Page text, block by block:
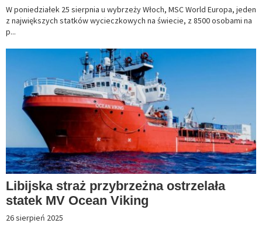
W poniedziałek 25 sierpnia u wybrzeży Włoch, MSC World Europa, jeden
z największych statków wycieczkowych na świecie, z 8500 osobami na
p...
Libijska straż przybrzeżna ostrzelała
statek MV Ocean Viking
26 sierpień 2025